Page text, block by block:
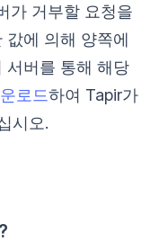
가 거부할 요청을
값에 의해 양쪽에
서버를 통해 해당
로드하여 Tapir가
시오.